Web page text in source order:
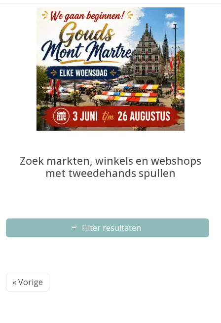
Zoek markten, winkels en webshops
met tweedehands spullen
Filter resultaten
« Vorige